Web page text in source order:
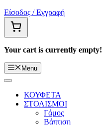
Είσοδος / Εγγραφή
Your cart is currently empty!
Menu
ΚΟΥΦΕΤΑ
ΣΤΟΛΙΣΜΟΙ
Γάμος
Βάπτιση